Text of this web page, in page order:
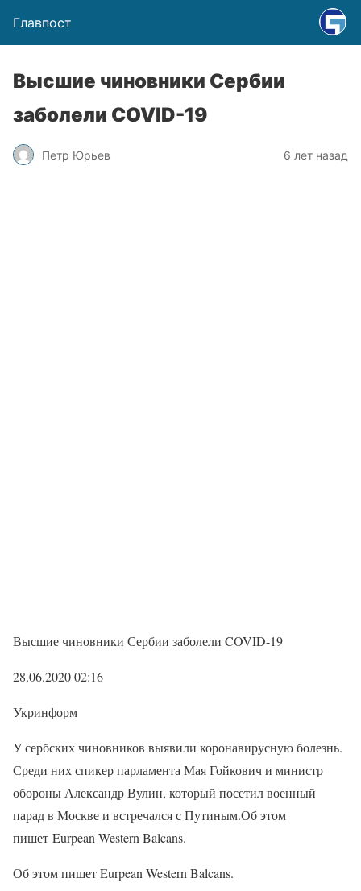
Главпост
Высшие чиновники Сербии
заболели COVID-19
Петр Юрьев 6 лет назад
Высшие чиновники Сербии заболели COVID-19
28.06.2020 02:16
Укринформ
У сербских чиновников выявили коронавирусную болезнь.
Среди них спикер парламента Мая Гойкович и министр
обороны Александр Вулин, который посетил военный
парад в Москве и встречался с Путиным.Об этом
пишет Eurpean Western Balcans.
Об этом пишет Eurpean Western Balcans.